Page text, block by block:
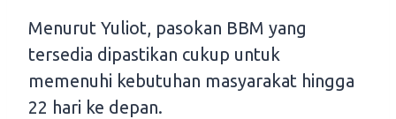
Menurut Yuliot, pasokan BBM yang
tersedia dipastikan cukup untuk
memenuhi kebutuhan masyarakat hingga
22 hari ke depan.